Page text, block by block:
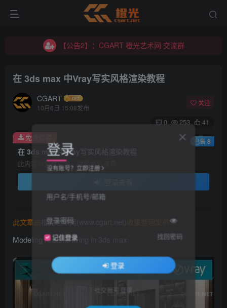
【公告2】：CGART 橙光艺术网 交流群
【公告2】：CGART 橙光艺术网 交流群
在 3ds max 中Vray写实风格渲染教程
CGART
10月6日 15:08发布
关注
0 253 41
在 3ds max 中Vray写实风格渲染教程
此内容为免费资源，请登录后查看
免费资源 已售 8
此文章由 橙光艺术网(www.cgart.net)
Modeling realistic living in 3ds max
登录
没有账号？立即注册
用户名/手机号/邮箱
登录密码
记住登录 找回密码
登录
社交账号登录